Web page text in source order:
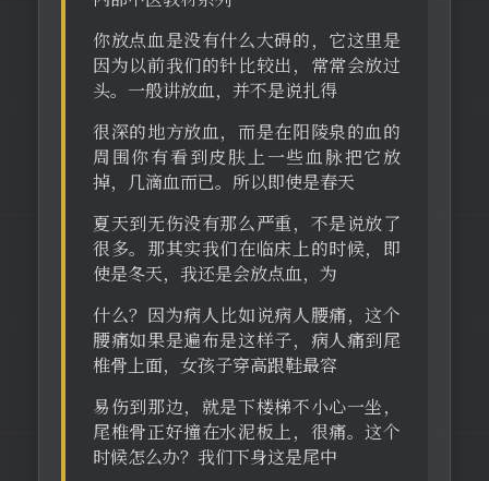
你放点血是没有什么大碍的，它这里是
因为以前我们的针比较出，常常会放过
头。一般讲放血，并不是说扎得
很深的地方放血，而是在阳陵泉的血的
周围你有看到皮肤上一些血脉把它放
掉，几滴血而已。所以即使是春天
夏天到无伤没有那么严重，不是说放了
很多。那其实我们在临床上的时候，即
使是冬天，我还是会放点血，为
什么？因为病人比如说病人腰痛，这个
腰痛如果是遍布是这样子，病人痛到尾
椎骨上面，女孩子穿高跟鞋最容
易伤到那边，就是下楼梯不小心一坐，
尾椎骨正好撞在水泥板上，很痛。这个
时候怎么办？我们下身这是尾中